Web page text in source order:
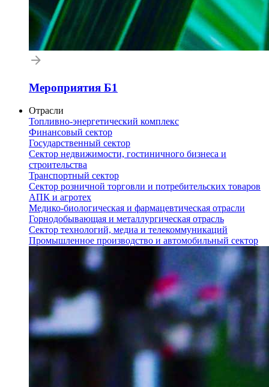
Мероприятия Б1
Отрасли
Топливно-энергетический комплекс
Финансовый сектор
Государственный сектор
Сектор недвижимости, гостиничного бизнеса и
строительства
Транспортный сектор
Сектор розничной торговли и потребительских товаров
АПК и агротех
Медико-биологическая и фармацевтическая отрасли
Горнодобывающая и металлургическая отрасль
Сектор технологий, медиа и телекоммуникаций
Промышленное производство и автомобильный сектор